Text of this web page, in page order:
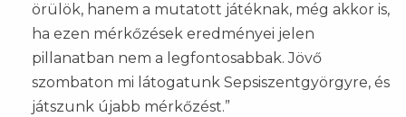
örülök, hanem a mutatott játéknak, még akkor is,
ha ezen mérkőzések eredményei jelen
pillanatban nem a legfontosabbak. Jövő
szombaton mi látogatunk Sepsiszentgyörgyre, és
játszunk újabb mérkőzést.”